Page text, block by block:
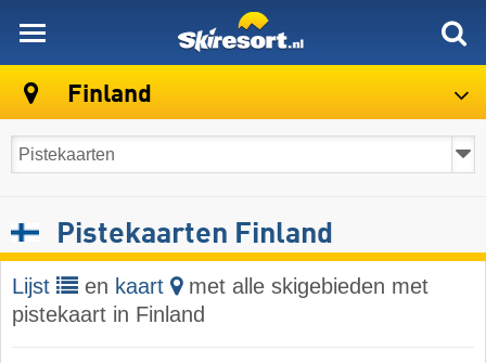
Finland
Pistekaarten Finland
Lijst en kaart
met alle skigebieden met
pistekaart in Finland